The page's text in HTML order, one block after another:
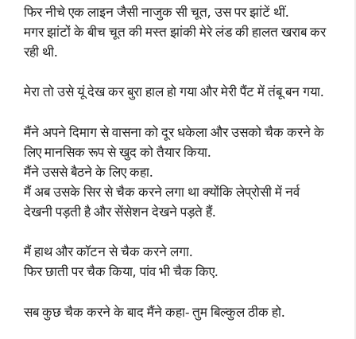
फिर नीचे एक लाइन जैसी नाजुक सी चूत, उस पर झांटें थीं.
मगर झांटों के बीच चूत की मस्त झांकी मेरे लंड की हालत खराब कर
रही थी.
मेरा तो उसे यूं देख कर बुरा हाल हो गया और मेरी पैंट में तंबू बन गया.
मैंने अपने दिमाग से वासना को दूर धकेला और उसको चैक करने के
लिए मानसिक रूप से खुद को तैयार किया.
मैंने उससे बैठने के लिए कहा.
मैं अब उसके सिर से चैक करने लगा था क्योंकि लेप्रोसी में नर्व
देखनी पड़ती है और सेंसेशन देखने पड़ते हैं.
मैं हाथ और कॉटन से चैक करने लगा.
फिर छाती पर चैक किया, पांव भी चैक किए.
सब कुछ चैक करने के बाद मैंने कहा- तुम बिल्कुल ठीक हो.